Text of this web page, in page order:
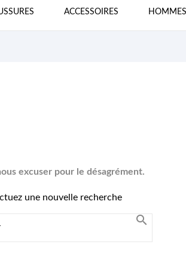
ACCESSOIRES HOMMES
excuser pour le désagrément.
une nouvelle recherche
